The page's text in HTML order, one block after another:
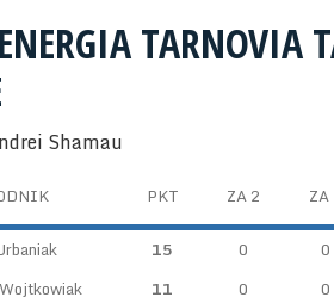
TARNOVIA
Shamau
PKT ZA 2 ZA
15 0
0
11 0
0